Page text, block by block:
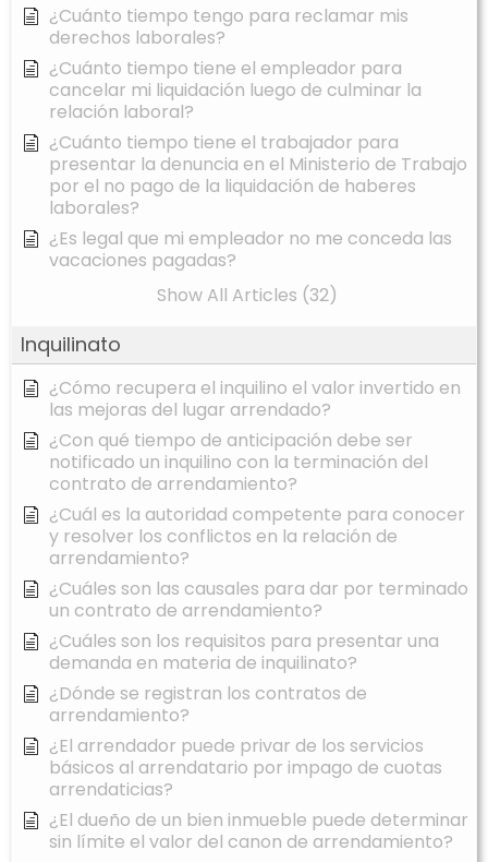
¿Cuánto tiempo tengo para reclamar mis
derechos laborales?
¿Cuánto tiempo tiene el empleador para
cancelar mi liquidación luego de culminar la
relación laboral?
¿Cuánto tiempo tiene el trabajador para
presentar la denuncia en el Ministerio de Trabajo
por el no pago de la liquidación de haberes
laborales?
¿Es legal que mi empleador no me conceda las
vacaciones pagadas?
Show All Articles (32)
Inquilinato
¿Cómo recupera el inquilino el valor invertido en
las mejoras del lugar arrendado?
¿Con qué tiempo de anticipación debe ser
notificado un inquilino con la terminación del
contrato de arrendamiento?
¿Cuál es la autoridad competente para conocer
y resolver los conflictos en la relación de
arrendamiento?
¿Cuáles son las causales para dar por terminado
un contrato de arrendamiento?
¿Cuáles son los requisitos para presentar una
demanda en materia de inquilinato?
¿Dónde se registran los contratos de
arrendamiento?
¿El arrendador puede privar de los servicios
básicos al arrendatario por impago de cuotas
arrendaticias?
¿El dueño de un bien inmueble puede determinar
sin límite el valor del canon de arrendamiento?